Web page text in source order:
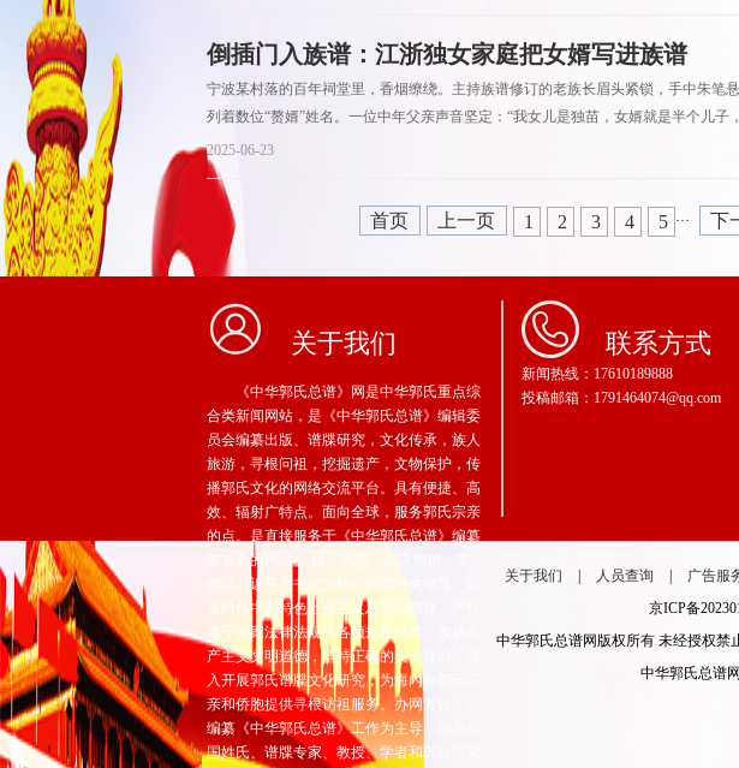
倒插门入族谱：江浙独女家庭把女婿写进族谱
宁波某村落的百年祠堂里，香烟缭绕。主持族谱修订的老族长眉头紧锁，手中朱
列着数位“赘婿”姓名。一位中年父亲声音坚定：“我女儿是独苗，女婿就是半个儿子
2025-06-23
首页 上一页 1 2 3 4 5 ··· 下
关于我们
《中华郭氏总谱》网是中华郭氏重点综
合类新闻网站，是《中华郭氏总谱》编辑委
员会编纂出版、谱牒研究，文化传承，族人
旅游，寻根问祖，挖掘遗产，文物保护，传
播郭氏文化的网络交流平台。具有便捷、高
效、辐射广特点。面向全球，服务郭氏宗亲
的点。是直接服务于《中华郭氏总谱》编纂
委员会的网站。 指导思想：坚决拥护、贯
彻以习近平总书记为核心的党中央领导，以
新时代中国特色社会主义思想为指导。严格
遵守国家法律法规和各项规章制度。发扬共
产主义文明道德，坚持正确的舆论导向，深
入开展郭氏谱牒文化研究，为海內外郭氏宗
亲和侨胞提供寻根访祖服务。办网方针：以
编纂《中华郭氏总谱》工作为主导，动员全
国姓氏、谱牒专家、教授、学者和郭姓研究
联系方式
新闻热线：17610189888
投稿邮箱：1791464074@qq.com
关于我们 人员查询 广告服
京ICP备
中华郭氏总谱网版权所有 未经授权禁
中华郭氏总谱